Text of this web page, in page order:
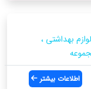
بهداشتی ،
اطلاعات بیشتر